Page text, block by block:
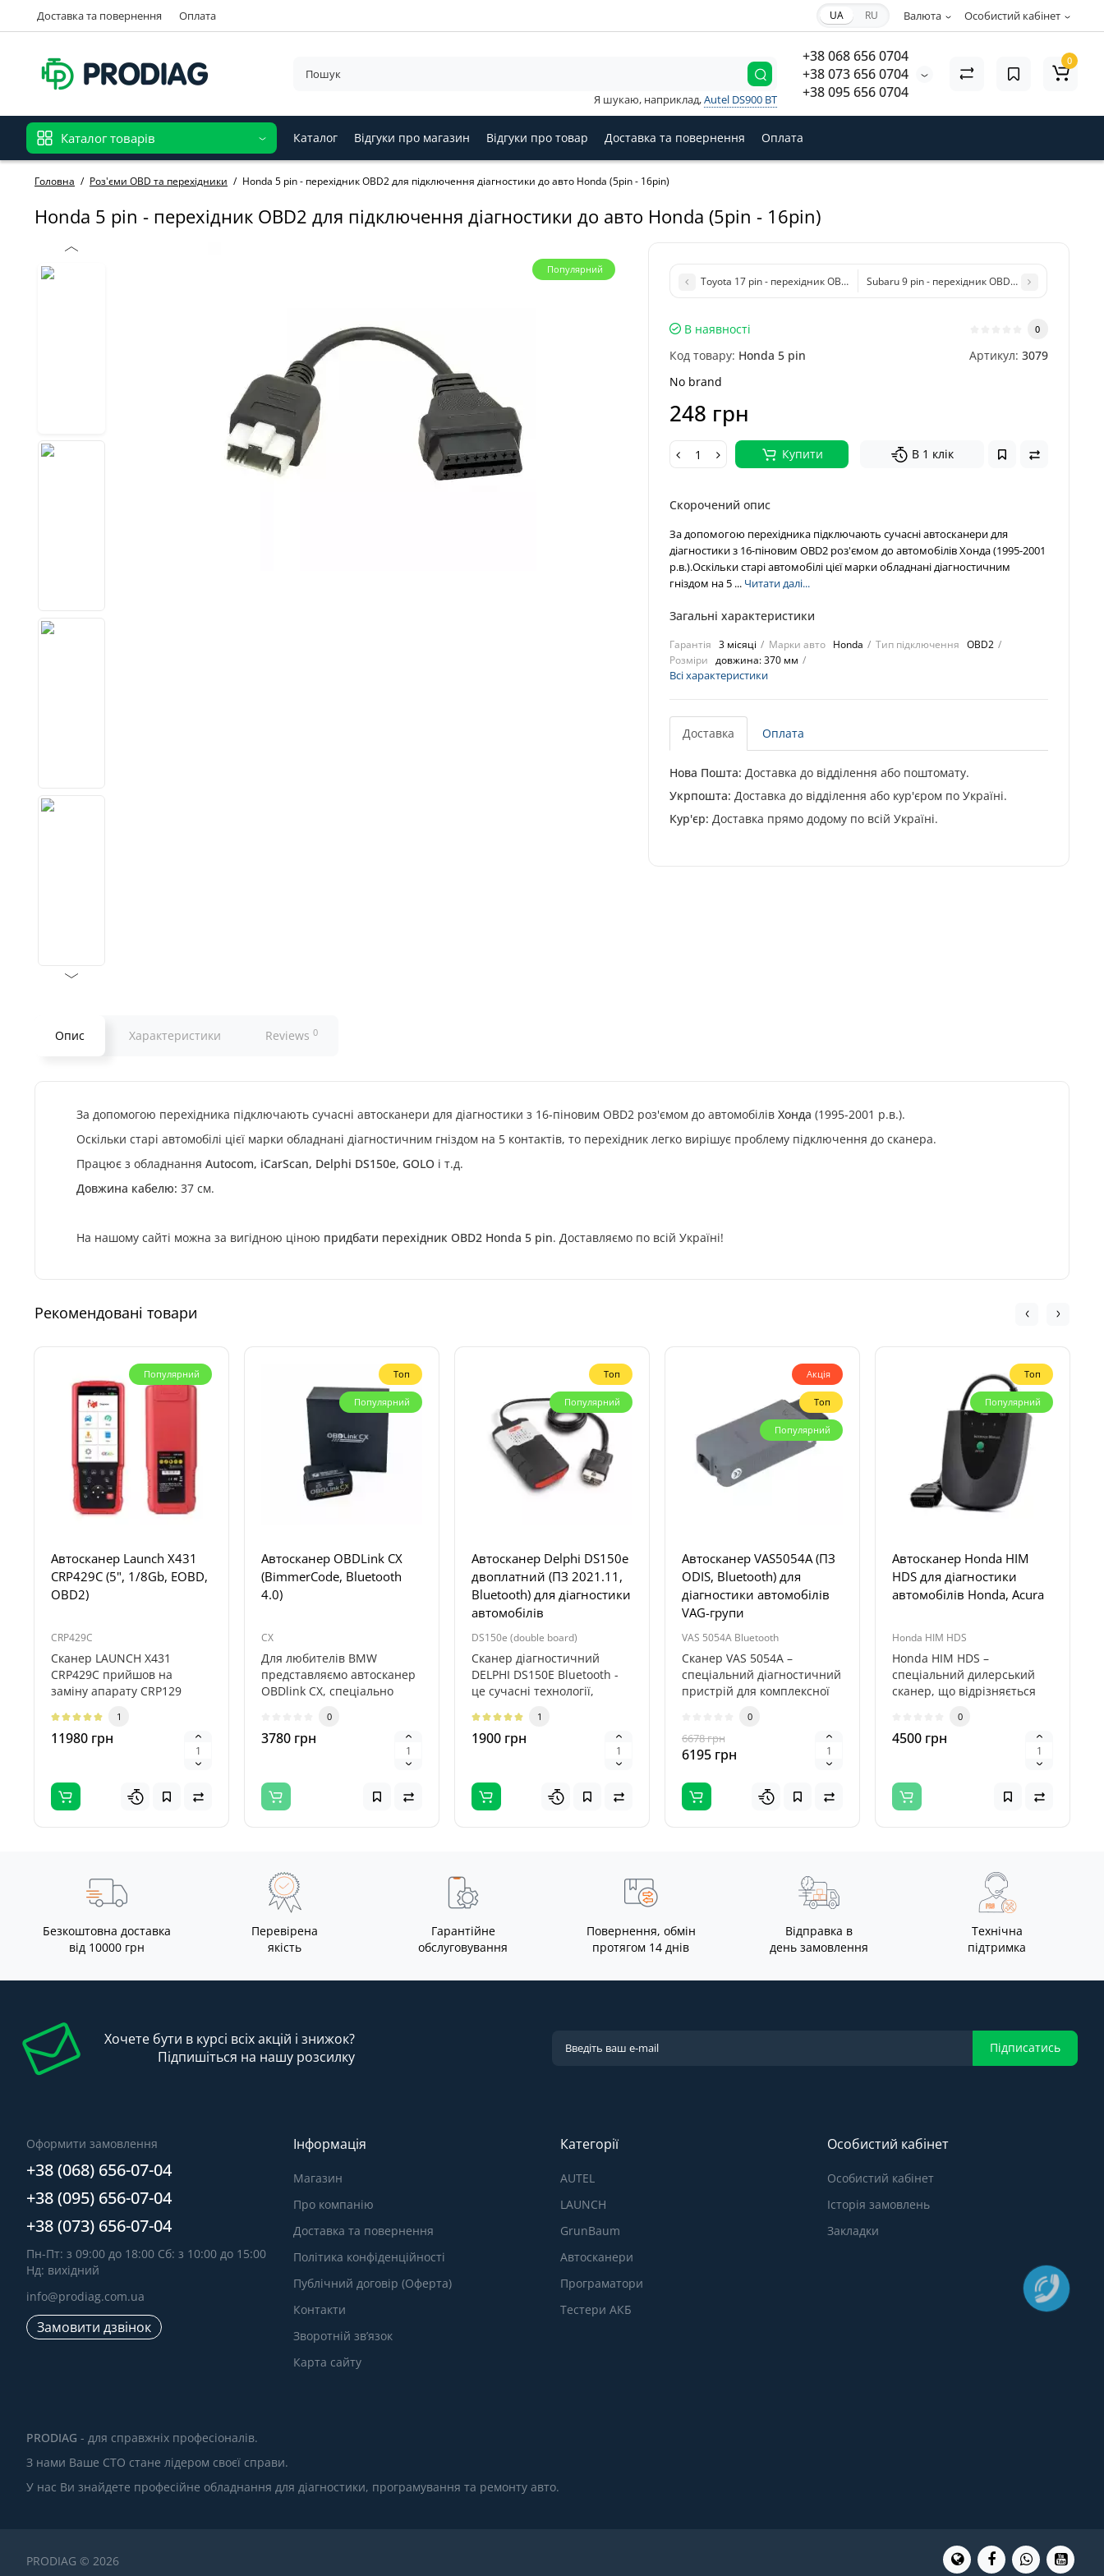
Доставка та повернення Оплата Особистий кабінет
Валюта
UA RU
+38 068 656 0704
+38 073 656 0704
+38 095 656 0704
Я шукаю, наприклад,Autel DS900 BT
0
Каталог товарів Каталог Відгуки про магазин Відгуки про товар Доставка та повернення Оплата
Головна Роз'єми OBD та перехідники Honda 5 pin - перехідник OBD2 для підключення діагностики до авто Honda (5pin - 16pin)
Honda 5 pin - перехідник OBD2 для підключення діагностики до авто Honda (5pin - 16pin)
Популярний
Toyota 17 pin - перехідник OBD2 для підключення діагностики до авто Toyota
Subaru 9 pin - перехідник OBD2 для
В наявності 0
Код товару: Honda 5 pin Артикул: 3079
No brand
248 грн
Купити В 1 клік
Скорочений опис
За допомогою перехідника підключають сучасні автосканери для
діагностики з 16-піновим OBD2 роз'ємом до автомобілів Хонда (1995-2001
р.в.).Оскільки старі автомобілі цієї марки обладнані діагностичним
гніздом на 5 ... Читати далі...
Загальні характеристики
Гарантія 3 місяці Марки авто Honda Тип підключення OBD2
Розміри довжина: 370 мм
Всі характеристики
Доставка Оплата
Нова Пошта: Доставка до відділення або поштомату.
Укрпошта: Доставка до відділення або кур'єром по Україні.
Кур'єр: Доставка прямо додому по всій Україні.
Опис Характеристики Reviews 0
За допомогою перехідника підключають сучасні автосканери для діагностики з 16-піновим OBD2 роз'ємом до автомобілів Хонда (1995-2001 р.в.).
Оскільки старі автомобілі цієї марки обладнані діагностичним гніздом на 5 контактів, то перехідник легко вирішує проблему підключення до сканера.
Працює з обладнання Autocom, iCarScan, Delphi DS150e, GOLO і т.д.
Довжина кабелю: 37 см.
На нашому сайті можна за вигідною ціною придбати перехідник OBD2 Honda 5 pin. Доставляємо по всій Україні!
Рекомендовані товари
Популярний
Автосканер Launch X431
CRP429C (5", 1/8Gb, EOBD,
OBD2)
CRP429C
Сканер LAUNCH X431
CRP429C прийшов на
заміну апарату CRP129
компактною версі..
1
11980 грн
Топ
Популярний
Автосканер OBDLink CX
(BimmerCode, Bluetooth
4.0)
CX
Для любителів BMW
представляємо автосканер
OBDlink CX, спеціально
BimmerCode. При..
0
3780 грн
Топ
Популярний
Автосканер Delphi DS150e
двоплатний (ПЗ 2021.11,
Bluetooth) для діагностики
автомобілів
DS150e (double board)
Сканер діагностичний
DELPHI DS150E Bluetooth -
це сучасні технології,
цент..
1
1900 грн
Акція
Топ
Популярний
Автосканер VAS5054A (ПЗ
ODIS, Bluetooth) для
діагностики автомобілів
VAG-групи
VAS 5054A Bluetooth
Сканер VAS 5054A –
спеціальний діагностичний
пристрій для комплексної
0
6678 грн
6195 грн
Топ
Популярний
Автосканер Honda HIM
HDS для діагностики
автомобілів Honda, Acura
Honda HIM HDS
Honda HIM HDS –
спеціальний дилерський
сканер, що відрізняється
точністю. Це..
0
4500 грн
Безкоштовна доставка
від 10000 грн
Перевірена
якість
Гарантійне
обслуговування
Повернення, обмін
протягом 14 днів
Відправка в
день замовлення
Технічна
підтримка
Хочете бути в курсі всіх акцій і знижок?
Підпишіться на нашу розсилку
Підписатись
Оформити замовлення
+38 (068) 656-07-04
+38 (095) 656-07-04
+38 (073) 656-07-04
Пн-Пт: з 09:00 до 18:00 Сб: з 10:00 до 15:00
Нд: вихідний
info@prodiag.com.ua
Замовити дзвінок
Інформація
Магазин
Про компанію
Доставка та повернення
Політика конфіденційності
Публічний договір (Оферта)
Контакти
Зворотній зв’язок
Карта сайту
Категорії
AUTEL
LAUNCH
GrunBaum
Автосканери
Програматори
Тестери АКБ
Особистий кабінет
Особистий кабінет
Історія замовлень
Закладки
PRODIAG - для справжніх професіоналів.
З нами Ваше СТО стане лідером своєї справи.
У нас Ви знайдете професійне обладнання для діагностики, програмування та ремонту авто.
PRODIAG © 2026